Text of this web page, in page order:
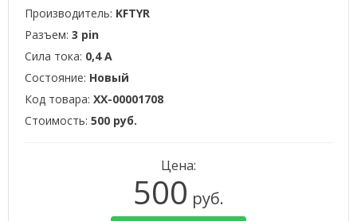
Производитель: KFTYR
Разъем: 3 pin
Сила тока: 0,4 А
Состояние: Новый
Код товара: XX-00001708
Стоимость: 500 руб.
Цена:
500 руб.